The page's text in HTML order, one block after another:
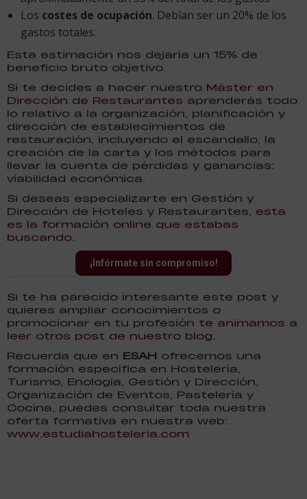
Los costes de ocupación. Debían ser un 20% de los
gastos totales.
Esta estimación nos dejaría un 15% de
beneficio bruto objetivo.
Si te decides a hacer nuestro Máster en
Dirección de Restaurantes aprenderás todo
lo relativo a la organización, planificación y
dirección de establecimientos de
restauración, incluyendo el escandallo, la
creación de la carta y los métodos para
llevar la cuenta de pérdidas y ganancias:
viabilidad económica.
Si deseas especializarte en Gestión y
Dirección de Hoteles y Restaurantes, esta
es la formación online que estabas
buscando.
¡Infórmate sin compromiso!
Si te ha parecido interesante este post y
quieres ampliar conocimientos o
promocionar en tu profesión te animamos a
leer otros post de nuestro blog.
Recuerda que en ESAH ofrecemos una
formación específica en Hostelería,
Turismo, Enología, Gestión y Dirección,
Organización de Eventos, Pastelería y
Cocina, puedes consultar toda nuestra
oferta formativa en nuestra web:
www.estudiahosteleria.com